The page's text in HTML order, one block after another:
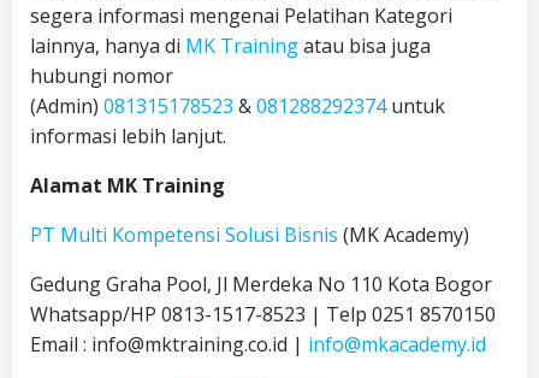
segera informasi mengenai Pelatihan Kategori
lainnya, hanya di MK Trainingatau bisa juga
hubungi nomor
(Admin) 081315178523 &081288292374untuk
informasi lebih lanjut.
Alamat MK Training
PT Multi Kompetensi Solusi Bisnis (MK Academy)
Gedung Graha Pool, Jl Merdeka No 110 Kota Bogor
Whatsapp/HP 0813-1517-8523 | Telp 0251 8570150
Email : info@mktraining.co.id | info@mkacademy.id